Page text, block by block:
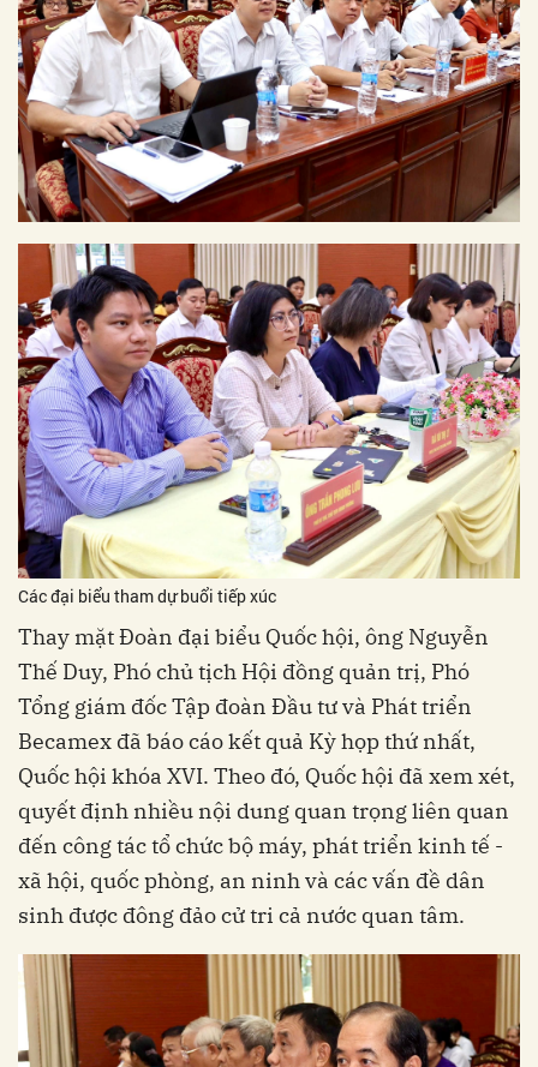
Các đại biểu tham dự buổi tiếp xúc
Thay mặt Đoàn đại biểu Quốc hội, ông Nguyễn
Thế Duy, Phó chủ tịch Hội đồng quản trị, Phó
Tổng giám đốc Tập đoàn Đầu tư và Phát triển
Becamex đã báo cáo kết quả Kỳ họp thứ nhất,
Quốc hội khóa XVI. Theo đó, Quốc hội đã xem xét,
quyết định nhiều nội dung quan trọng liên quan
đến công tác tổ chức bộ máy, phát triển kinh tế -
xã hội, quốc phòng, an ninh và các vấn đề dân
sinh được đông đảo cử tri cả nước quan tâm.